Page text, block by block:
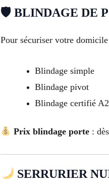
🛡 BLINDAGE DE
Pour sécuriser votre
Blindage simple
Blindage pivot
Blindage certifié
Prix blindage porte:
SERRURIER